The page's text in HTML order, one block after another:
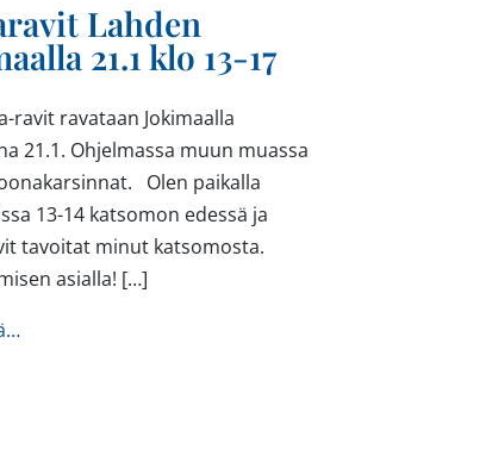
Lahden
21.1 klo 13-17
ravit ravataan Jokimaalla
21.1. Ohjelmassa muun muassa
Olen paikalla
13-14 katsomon edessä ja
tavoitat minut katsomosta.
asialla! […]
from Gaalaravit Lahden Jokimaalla 21.1 klo 13-17